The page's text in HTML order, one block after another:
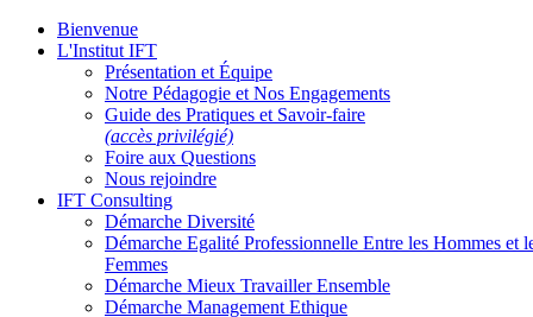
Bienvenue
L'Institut IFT
Présentation et Équipe
Notre Pédagogie et Nos Engagements
Guide des Pratiques et Savoir-faire
(accès privilégié)
Foire aux Questions
Nous rejoindre
IFT Consulting
Démarche Diversité
Démarche Egalité Professionnelle Entre les Hommes et
Femmes
Démarche Mieux Travailler Ensemble
Démarche Management Ethique